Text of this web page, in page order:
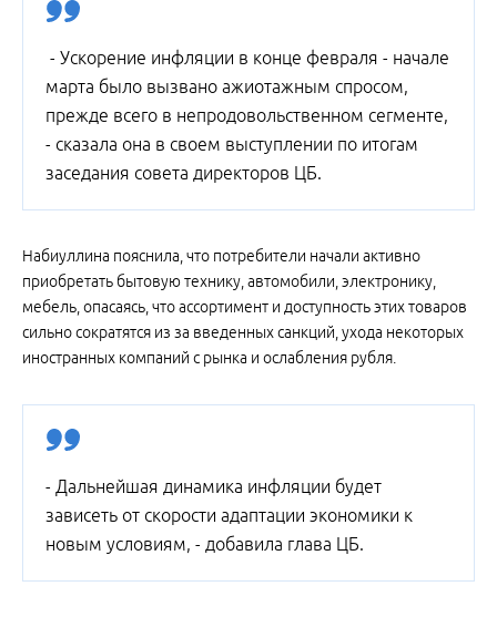
- Ускорение инфляции в конце февраля - начале
марта было вызвано ажиотажным спросом,
прежде всего в непродовольственном сегменте,
- сказала она в своем выступлении по итогам
заседания совета директоров ЦБ.
Набиуллина пояснила, что потребители начали активно
приобретать бытовую технику, автомобили, электронику,
мебель, опасаясь, что ассортимент и доступность этих товаров
сильно сократятся из за введенных санкций, ухода некоторых
иностранных компаний с рынка и ослабления рубля.
- Дальнейшая динамика инфляции будет
зависеть от скорости адаптации экономики к
новым условиям, - добавила глава ЦБ.